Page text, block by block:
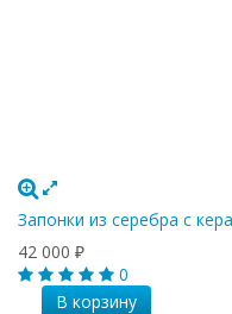
Запонки из серебра с
42 000 ₽
0
В корзину